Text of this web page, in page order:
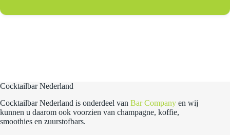
Cocktailbar Nederland
Cocktailbar Nederland is onderdeel van Bar Company en wij
kunnen u daarom ook voorzien van champagne, koffie,
smoothies en zuurstofbars.